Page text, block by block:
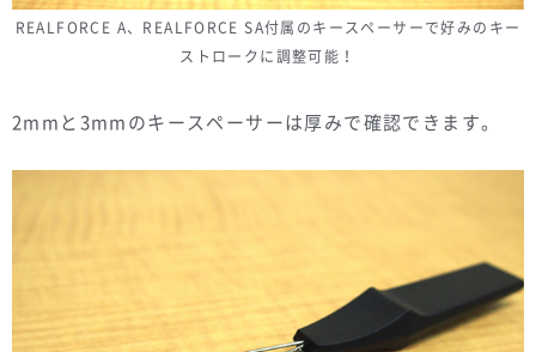
REALFORCE A、REALFORCE SA付属のキースペーサーで好みのキー
ストロークに調整可能！
2mmと3mmのキースペーサーは厚みで確認できます。